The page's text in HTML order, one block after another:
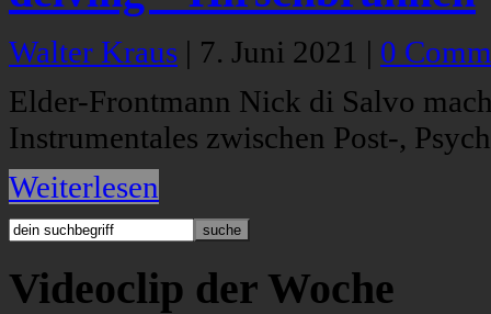
Walter Kraus | 7. Juni 2021 | 0
Elder-Frontmann Nick di Salvo
Instrumentales zwischen Post-,
Weiterlesen
Videoclip der Woche